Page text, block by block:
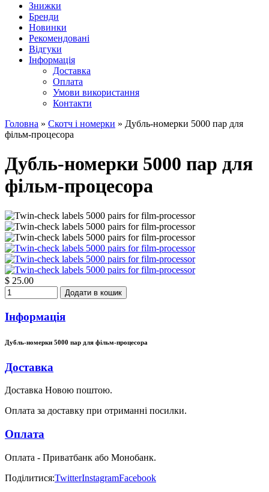
Знижки
Бренди
Новинки
Рекомендовані
Відгуки
Інформація
Доставка
Оплата
Умови використання
Контакти
Головна » Скотч і номерки » Дубль-номерки 5000 пар для
фільм-процесора
Дубль-номерки 5000 пар для
фільм-процесора
$ 25.00
Додати в кошик
Інформація
Дубль-номерки 5000 пар для фільм-процесора
Доставка
Доставка Новою поштою.
Оплата за доставку при отриманні посилки.
Оплата
Оплата - Приватбанк або Монобанк.
Поділитися:TwitterInstagramFacebook